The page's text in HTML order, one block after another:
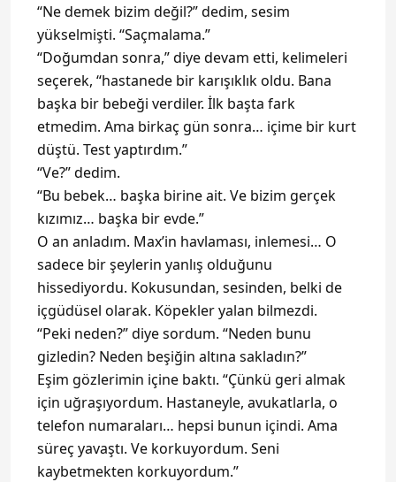
“Ne demek bizim değil?” dedim, sesim
yükselmişti. “Saçmalama.”
“Doğumdan sonra,” diye devam etti, kelimeleri
seçerek, “hastanede bir karışıklık oldu. Bana
başka bir bebeği verdiler. İlk başta fark
etmedim. Ama birkaç gün sonra… içime bir kurt
düştü. Test yaptırdım.”
“Ve?” dedim.
“Bu bebek… başka birine ait. Ve bizim gerçek
kızımız… başka bir evde.”
O an anladım. Max’in havlaması, inlemesi… O
sadece bir şeylerin yanlış olduğunu
hissediyordu. Kokusundan, sesinden, belki de
içgüdüsel olarak. Köpekler yalan bilmezdi.
“Peki neden?” diye sordum. “Neden bunu
gizledin? Neden beşiğin altına sakladın?”
Eşim gözlerimin içine baktı. “Çünkü geri almak
için uğraşıyordum. Hastaneyle, avukatlarla, o
telefon numaraları… hepsi bunun içindi. Ama
süreç yavaştı. Ve korkuyordum. Seni
kaybetmekten korkuyordum.”